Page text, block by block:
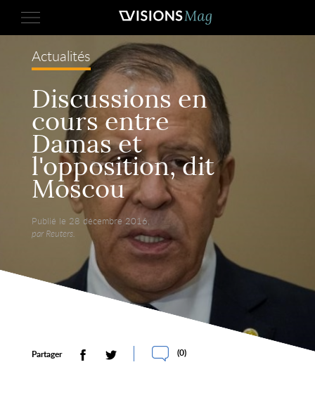
Actualités
Discussions en
cours entre
Damas et
l'opposition, dit
Moscou
Publié le 28 décembre 2016,
par Reuters.
Partager (0)